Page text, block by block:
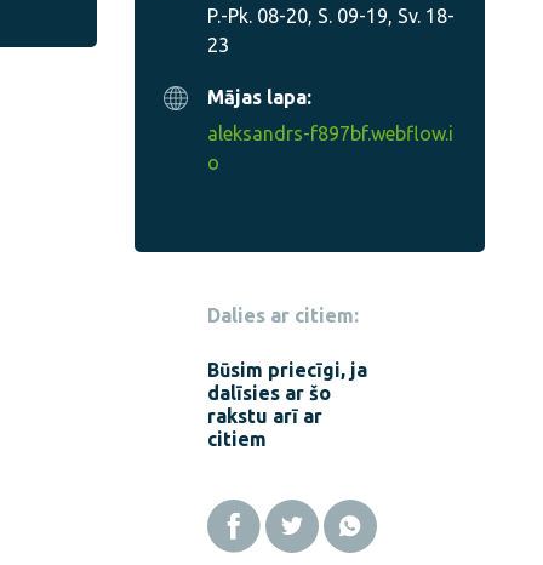
P.-Pk. 08-20, S. 09-19, Sv. 18-
23
Mājas lapa:
aleksandrs-f897bf.webflow.i
o
Dalies ar citiem:
Būsim priecīgi, ja
dalīsies ar šo
rakstu arī ar
citiem